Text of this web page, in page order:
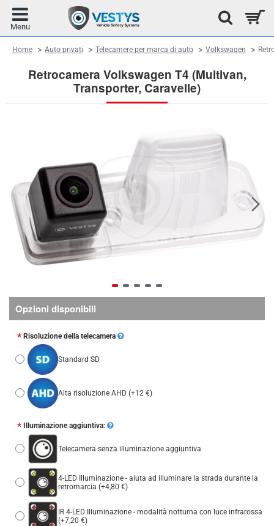
Retrocamera Volkswagen T4 (Multivan,
Transporter, Caravelle)
HomehomeAuto privati Telecamere per marca di auto Volkswagen
Opzioni disponibili
Risoluzione della telecamera
Standard SD
Alta risoluzione AHD (+12 €)
Illuminazione aggiuntiva:
Telecamera senza illuminazione aggiuntiva
4-LED Illuminazione - aiuta ad illuminare la strada durante la
retromarcia (+4,80 €)
IR 4-LED Illuminazione - modalità notturna con luce infrarossa
(+7,20 €)